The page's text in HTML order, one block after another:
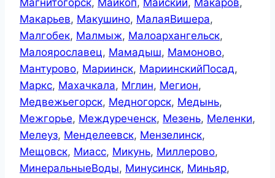
Магнитогорск, Майкоп, Майский, Макаров,
Макарьев, Макушино, МалаяВишера,
Малгобек, Малмыж, Малоархангельск,
Малоярославец, Мамадыш, Мамоново,
Мантурово, Мариинск, МариинскийПосад,
Маркс, Махачкала, Мглин, Мегион,
Медвежьегорск, Медногорск, Медынь,
Межгорье, Междуреченск, Мезень, Меленки,
Мелеуз, Менделеевск, Мензелинск,
Мещовск, Миасс, Микунь, Миллерово,
МинеральныеВоды, Минусинск, Миньяр,